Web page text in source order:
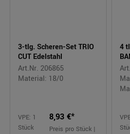
3-tlg. Scheren-Set TRIO
CUT Edelstahl
Art.Nr. 206865
Material: 18/0
VPE: 1
Stück
8,93 €*
Preis pro Stück |
4